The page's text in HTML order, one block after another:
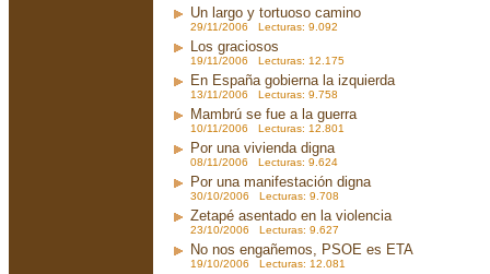
Un largo y tortuoso camino
29/11/2006 Lecturas: 9.092
Los graciosos
19/11/2006 Lecturas: 12.175
En España gobierna la izquierda
13/11/2006 Lecturas: 9.758
Mambrú se fue a la guerra
10/11/2006 Lecturas: 12.801
Por una vivienda digna
08/11/2006 Lecturas: 9.624
Por una manifestación digna
30/10/2006 Lecturas: 9.708
Zetapé asentado en la violencia
23/10/2006 Lecturas: 9.627
No nos engañemos, PSOE es ETA
19/10/2006 Lecturas: 12.081